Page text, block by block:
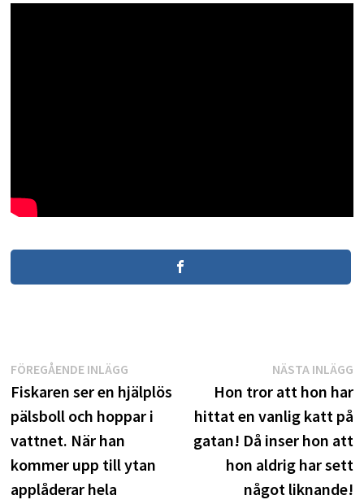
Inläggsnavigering
FÖREGÅENDE INLÄGGFöregående
inlägg:
Fiskaren ser en hjälplös
pälsboll och hoppar i
vattnet. När han
kommer upp till ytan
applåderar hela
NÄSTA INLÄGG
Hon tror att hon har
hittat en vanlig katt på
gatan! Då inser hon att
hon aldrig har sett
något liknande!